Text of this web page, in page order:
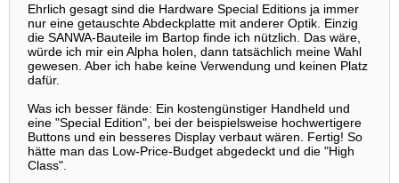
Ehrlich gesagt sind die Hardware Special Editions ja immer
nur eine getauschte Abdeckplatte mit anderer Optik. Einzig
die SANWA-Bauteile im Bartop finde ich nützlich. Das wäre,
würde ich mir ein Alpha holen, dann tatsächlich meine Wahl
gewesen. Aber ich habe keine Verwendung und keinen Platz
dafür.
Was ich besser fände: Ein kostengünstiger Handheld und
eine "Special Edition", bei der beispielsweise hochwertigere
Buttons und ein besseres Display verbaut wären. Fertig! So
hätte man das Low-Price-Budget abgedeckt und die "High
Class".